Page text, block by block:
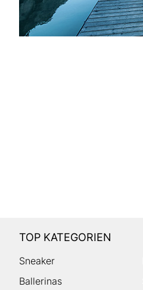
TOP KATEGORIEN
Sneaker
Ballerinas